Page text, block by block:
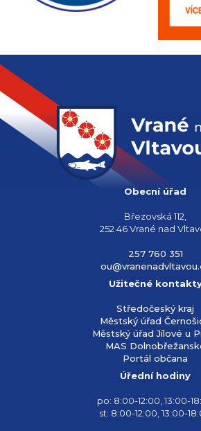
Obecní úřad
Březovská 112,
252 46 Vrané nad
257 760 351
Užitečné
Středočeský kraj
Městský úřad
Městský úřad Jílové u
MAS
Portál občana
Úřední hodiny
po: 8:00-12:00, 13:00-
st: 8:00-12:00, 13:00-